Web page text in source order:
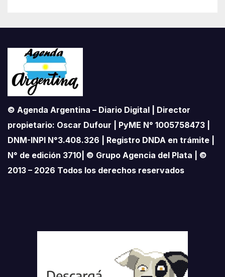
© Agenda Argentina – Diario Digital | Director
propietario: Oscar Dufour | PyME N° 1005758473 |
DNM-INPI N°3.408.326 | Registro DNDA en trámite |
N° de edición 3710| © Grupo Agencia del Plata | ©
2013 – 2026 Todos los derechos reservados